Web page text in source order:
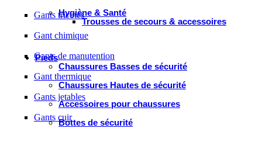
Hygiène & Santé
Trousses de secours & accessoires
Pieds
Chaussures Basses de sécurité
Chaussures Hautes de sécurité
Accessoires pour chaussures
Bottes de sécurité
Gants tricotés
Gant chimique
Gants de manutention
Gant thermique
Gants jetables
Gants cuir